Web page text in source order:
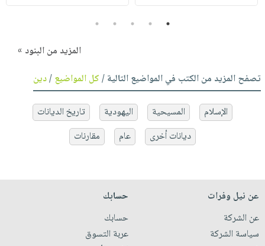
1
2
3
4
5
المزيد من البنود »
تصفح المزيد من الكتب في المواضيع التالية /كل المواضيع/دين
الإسلام المسيحية اليهودية
تاريخ الديانات
ديانات أخرى
عام مقارنات
عن نيل وفرات
عن الشركة
سياسة الشركة
حسابك
حسابك
عربة التسوق